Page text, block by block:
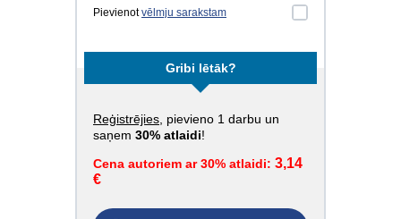
Pievienotvēlmju sarakstam
Gribi lētāk?
Reģistrējies , pievieno 1 darbu un
saņem 30% atlaidi!
Cena autoriem ar 30% atlaidi: 3,14
€